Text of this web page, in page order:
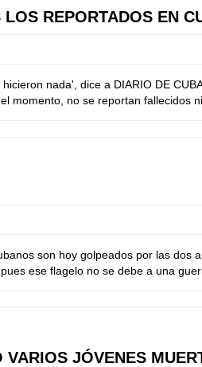
REPORTADOS EN
nada', dice a DIARIO DE
no se reportan fallecidos
son hoy golpeados por las dos
ese flagelo no se debe a una
JÓVENES